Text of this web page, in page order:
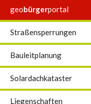
geobürgerportal
Straßensperrungen
Bauleitplanung
Solardachkataster
Liegenschaften